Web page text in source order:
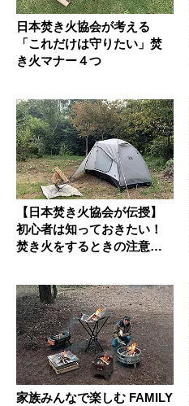
日本焚き火協会が考える
「これだけは守りたい」焚
き火マナー４つ
【日本焚き火協会が伝授】
初心者は知っておきたい！
焚き火をするときの注意点
家族みんなで楽しむ FAMILY